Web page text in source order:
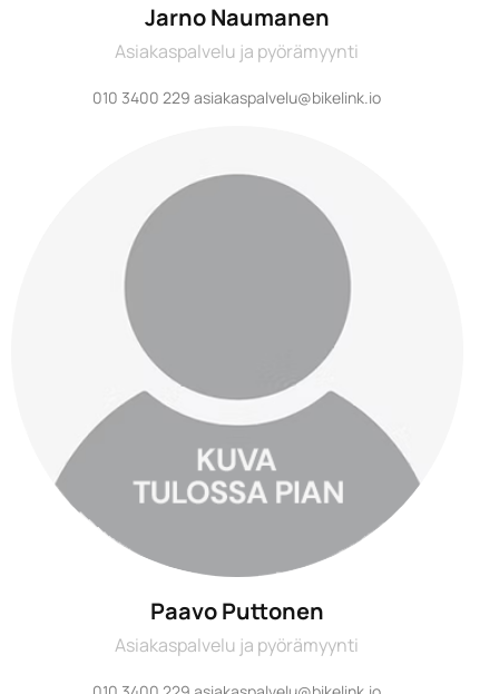
Jarno Naumanen
Asiakaspalvelu ja pyörämyynti
010 3400 229 asiakaspalvelu@bikelink.io
Paavo Puttonen
Asiakaspalvelu ja pyörämyynti